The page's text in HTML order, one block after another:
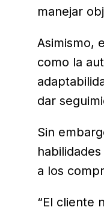
manejar
Asimismo,
como la
dar
Sin
a los
“El cliente